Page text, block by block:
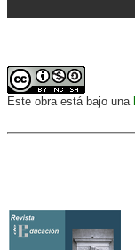
Este obra está bajo una